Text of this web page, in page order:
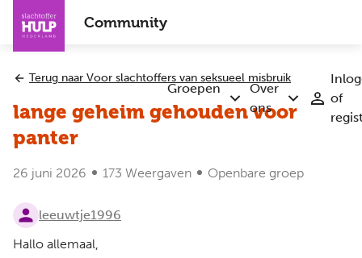
Overslaan
naar
inhoud
gaan
Community
Groepen
Submenu
Groepen
Over
ons
Submenu
Over
of
Terug naar Voor slachtoffers van seksueel misbruik
lange geheim gehouden voor
panter
26 juni 2026 173 Weergaven Openbare groep
leeuwtje1996
Hallo allemaal,